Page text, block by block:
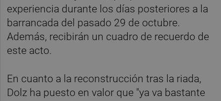
experiencia durante los días posteriores a la
barrancada del pasado 29 de octubre.
Además, recibirán un cuadro de recuerdo de
este acto.
En cuanto a la reconstrucción tras la riada,
Dolz ha puesto en valor que "ya va bastante